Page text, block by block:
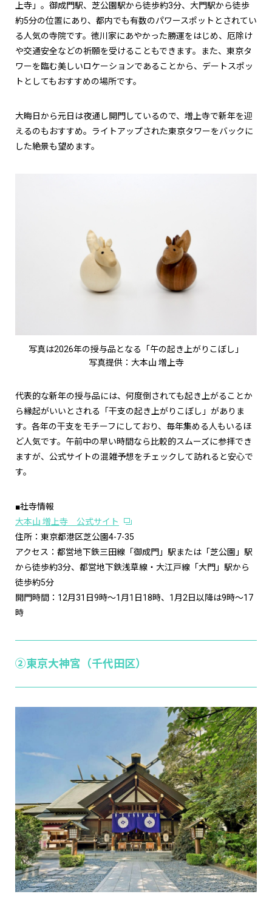
上寺」。御成門駅、芝公園駅から徒歩約3分、大門駅から徒歩
約5分の位置にあり、都内でも有数のパワースポットとされてい
る人気の寺院です。徳川家にあやかった勝運をはじめ、厄除け
や交通安全などの祈願を受けることもできます。また、東京タ
ワーを臨む美しいロケーションであることから、デートスポッ
トとしてもおすすめの場所です。
大晦日から元日は夜通し開門しているので、増上寺で新年を迎
えるのもおすすめ。ライトアップされた東京タワーをバックに
した絶景も望めます。
写真は2026年の授与品となる「午の起き上がりこぼし」
写真提供：大本山 増上寺
代表的な新年の授与品には、何度倒されても起き上がることか
ら縁起がいいとされる「干支の起き上がりこぼし」がありま
す。各年の干支をモチーフにしており、毎年集める人もいるほ
ど人気です。午前中の早い時間なら比較的スムーズに参拝でき
ますが、公式サイトの混雑予想をチェックして訪れると安心で
す。
■社寺情報
大本山 増上寺 公式サイト
住所：東京都港区芝公園4-7-35
アクセス：都営地下鉄三田線「御成門」駅または「芝公園」駅
から徒歩約3分、都営地下鉄浅草線・大江戸線「大門」駅から
徒歩約5分
開門時間：12月31日9時～1月1日18時、1月2日以降は9時～17
時
②東京大神宮（千代田区）